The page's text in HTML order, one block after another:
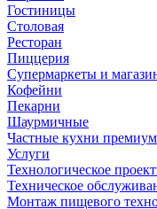
Гостиницы
Столовая
Ресторан
Пиццерия
Супермаркеты и
Кофейни
Пекарни
Шаурмичные
Частные кухни
Услуги
Технологическое
Техническое
Монтаж пищевого